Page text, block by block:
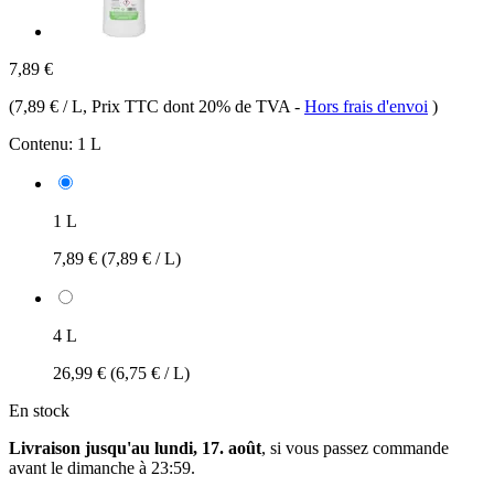
7,89 €
(7,89 € / L, Prix TTC dont 20% de TVA - Hors frais d'envoi )
Contenu: 1 L
1 L
7,89 € (7,89 € / L)
4 L
26,99 € (6,75 € / L)
En stock
Livraison jusqu'au lundi, 17. août, si vous passez commande
avant le dimanche à 23:59.